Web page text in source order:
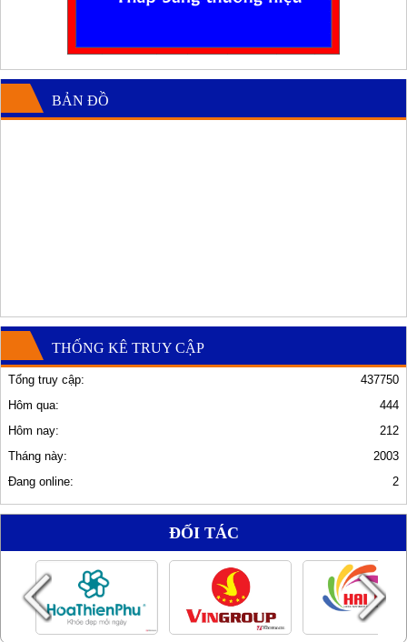
BẢN ĐỒ
THỐNG KÊ TRUY CẬP
437750
Tổng truy cập:
444
Hôm qua:
212
Hôm nay:
2003
Tháng này:
2
Đang online:
ĐỐI TÁC